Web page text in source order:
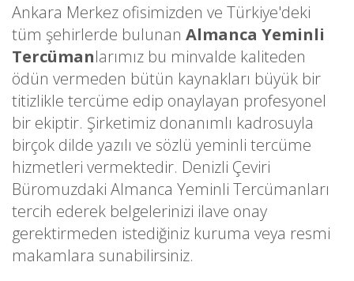
Ankara Merkez ofisimizden ve Türkiye'deki
tüm şehirlerde bulunan Almanca Yeminli
Tercümanlarımız bu minvalde kaliteden
ödün vermeden bütün kaynakları büyük bir
titizlikle tercüme edip onaylayan profesyonel
bir ekiptir. Şirketimiz donanımlı kadrosuyla
birçok dilde yazılı ve sözlü yeminli tercüme
hizmetleri vermektedir. Denizli Çeviri
Büromuzdaki Almanca Yeminli Tercümanları
tercih ederek belgelerinizi ilave onay
gerektirmeden istediğiniz kuruma veya resmi
makamlara sunabilirsiniz.